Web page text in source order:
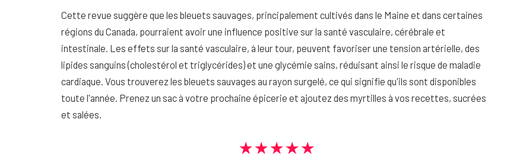
Cette revue suggère que les bleuets sauvages, principalement cultivés dans le Maine et dans certaines
régions du Canada, pourraient avoir une influence positive sur la santé vasculaire, cérébrale et
intestinale. Les effets sur la santé vasculaire, à leur tour, peuvent favoriser une tension artérielle, des
lipides sanguins (cholestérol et triglycérides) et une glycémie sains, réduisant ainsi le risque de maladie
cardiaque. Vous trouverez les bleuets sauvages au rayon surgelé, ce qui signifie qu'ils sont disponibles
toute l'année. Prenez un sac à votre prochaine épicerie et ajoutez des myrtilles à vos recettes, sucrées
et salées.
★★★★★